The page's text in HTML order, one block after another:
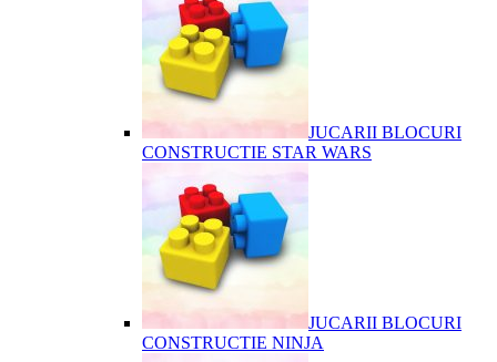
JUCARII BLOCURI
CONSTRUCTIE STAR WARS
JUCARII BLOCURI
CONSTRUCTIE NINJA